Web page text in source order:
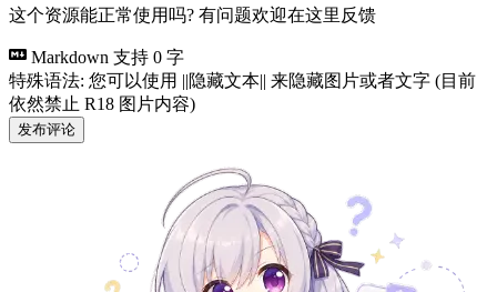
这个资源能正常使用吗? 有问题欢迎在这里反馈
Markdown 支持 0 字
特殊语法: 您可以使用 ||隐藏文本|| 来隐藏图片或者文字 (目前
依然禁止 R18 图片内容)
发布评论